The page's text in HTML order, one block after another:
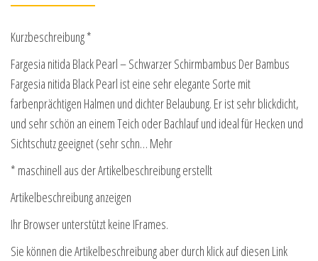
Kurzbeschreibung *
Fargesia nitida Black Pearl – Schwarzer Schirmbambus Der Bambus
Fargesia nitida Black Pearl ist eine sehr elegante Sorte mit
farbenprächtigen Halmen und dichter Belaubung. Er ist sehr blickdicht,
und sehr schön an einem Teich oder Bachlauf und ideal für Hecken und
Sichtschutz geeignet (sehr schn… Mehr
* maschinell aus der Artikelbeschreibung erstellt
Artikelbeschreibung anzeigen
Ihr Browser unterstützt keine IFrames.
Sie können die Artikelbeschreibung aber durch klick auf diesen Link